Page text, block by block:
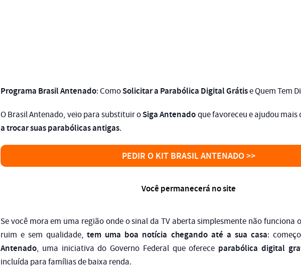
Programa Brasil Antenado: ComoSolicitar a Parabólica Digital Grátise Quem Tem
O Brasil Antenado, veio para substituir oSiga Antenadoque favoreceu e ajudou mais
a trocar suas parabólicas antigas.
PEDIR O KIT BRASIL ANTENADO >>
Você permanecerá no site
Se você mora em uma região onde o sinal da TV aberta simplesmente não funciona
ruim e sem qualidade,tem uma boa notícia chegando até a sua casa:
Antenado, uma iniciativa do Governo Federal que oferece parabólica digital
incluída para famílias de baixa renda.